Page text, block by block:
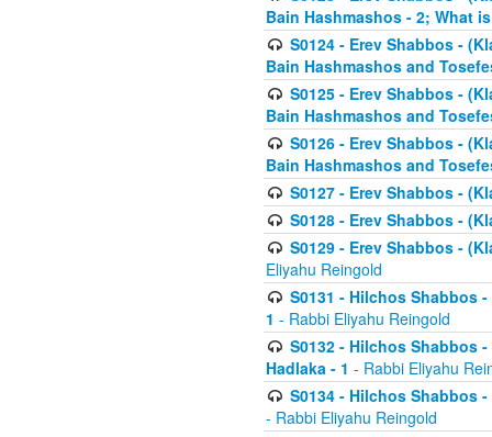
Bain Hashmashos - 2; What
S0124 - Erev Shabbos -
Bain Hashmashos and
S0125 - Erev Shabbos -
Bain Hashmashos and
S0126 - Erev Shabbos -
Bain Hashmashos and
S0127 - Erev Shabbos -
S0128 - Erev Shabbos -
S0129 - Erev Shabbos -
Eliyahu Reingold
S0131 - Hilchos Shabbos
1 - Rabbi Eliyahu Reingold
S0132 - Hilchos Shabbos
Hadlaka - 1 - Rabbi Eliyahu
S0134 - Hilchos Shabbos
- Rabbi Eliyahu Reingold